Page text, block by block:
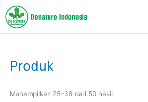
Lewati
ke
konten
Produk
Menampilkan 25–36 dari 50 hasil